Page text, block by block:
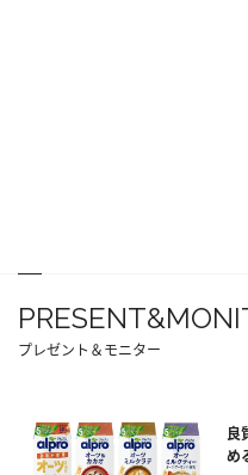
プレゼント＆モニター
良
め